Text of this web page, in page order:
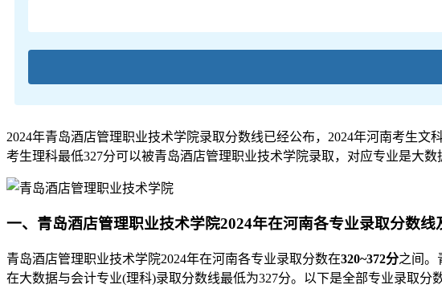
2024年青岛酒店管理职业技术学院录取分数线已经公布，2024年河南考生
考生理科最低327分可以被青岛酒店管理职业技术学院录取，对应专业是大
一、青岛酒店管理职业技术学院2024年在河南各专业录取分数线
青岛酒店管理职业技术学院2024年在河南各专业录取分数在320~372分之间。
在大数据与会计专业(理科)录取分数线最低为327分。以下是全部专业录取分